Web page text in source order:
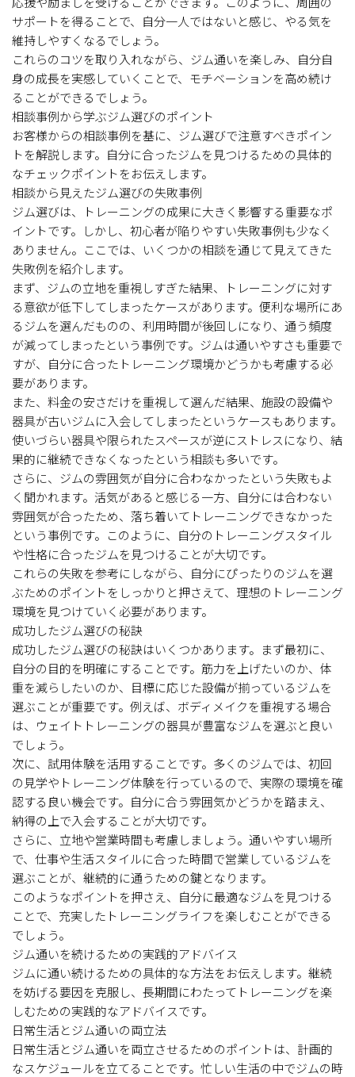
サポートを得ることで、自分一人ではないと感じ、やる気を
維持しやすくなるでしょう。
これらのコツを取り入れながら、ジム通いを楽しみ、自分自
身の成長を実感していくことで、モチベーションを高め続け
ることができるでしょう。
相談事例から学ぶジム選びのポイント
お客様からの相談事例を基に、ジム選びで注意すべきポイン
トを解説します。自分に合ったジムを見つけるための具体的
なチェックポイントをお伝えします。
相談から見えたジム選びの失敗事例
ジム選びは、トレーニングの成果に大きく影響する重要なポ
イントです。しかし、初心者が陥りやすい失敗事例も少なく
ありません。ここでは、いくつかの相談を通じて見えてきた
失敗例を紹介します。
まず、ジムの立地を重視しすぎた結果、トレーニングに対す
る意欲が低下してしまったケースがあります。便利な場所にあ
るジムを選んだものの、利用時間が後回しになり、通う頻度
が減ってしまったという事例です。ジムは通いやすさも重要で
すが、自分に合ったトレーニング環境かどうかも考慮する必
要があります。
また、料金の安さだけを重視して選んだ結果、施設の設備や
器具が古いジムに入会してしまったというケースもあります。
使いづらい器具や限られたスペースが逆にストレスになり、結
果的に継続できなくなったという相談も多いです。
さらに、ジムの雰囲気が自分に合わなかったという失敗もよ
く聞かれます。活気があると感じる一方、自分には合わない
雰囲気が合ったため、落ち着いてトレーニングできなかった
という事例です。このように、自分のトレーニングスタイル
や性格に合ったジムを見つけることが大切です。
これらの失敗を参考にしながら、自分にぴったりのジムを選
ぶためのポイントをしっかりと押さえて、理想のトレーニング
環境を見つけていく必要があります。
成功したジム選びの秘訣
成功したジム選びの秘訣はいくつかあります。まず最初に、
自分の目的を明確にすることです。筋力を上げたいのか、体
重を減らしたいのか、目標に応じた設備が揃っているジムを
選ぶことが重要です。例えば、ボディメイクを重視する場合
は、ウェイトトレーニングの器具が豊富なジムを選ぶと良い
でしょう。
次に、試用体験を活用することです。多くのジムでは、初回
の見学やトレーニング体験を行っているので、実際の環境を確
認する良い機会です。自分に合う雰囲気かどうかを踏まえ、
納得の上で入会することが大切です。
さらに、立地や営業時間も考慮しましょう。通いやすい場所
で、仕事や生活スタイルに合った時間で営業しているジムを
選ぶことが、継続的に通うための鍵となります。
このようなポイントを押さえ、自分に最適なジムを見つける
ことで、充実したトレーニングライフを楽しむことができる
でしょう。
ジム通いを続けるための実践的アドバイス
ジムに通い続けるための具体的な方法をお伝えします。継続
を妨げる要因を克服し、長期間にわたってトレーニングを楽
しむための実践的なアドバイスです。
日常生活とジム通いの両立法
日常生活とジム通いを両立させるためのポイントは、計画的
なスケジュールを立てることです。忙しい生活の中でジムの時